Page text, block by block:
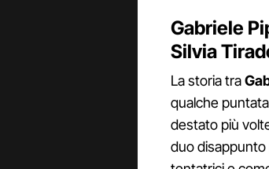
Gabriele
Silvia
La storia tra
qualche
destato più
duo disappunto